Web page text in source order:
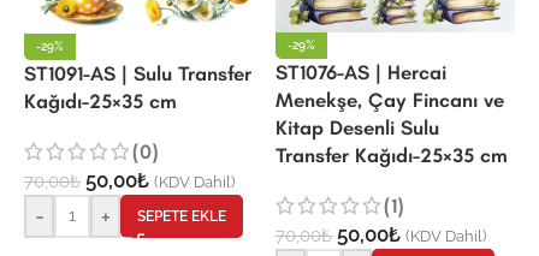
-29%
ST1091-AS | Sulu Transfer
Kağıdı-25×35 cm
(0)
70,00₺ 50,00₺ (KDV Dahil)
- + SEPETE EKLE
-29%
ST1076-AS | Hercai
Menekşe, Çay Fincanı ve
Kitap Desenli Sulu
Transfer Kağıdı-25×35 cm
(1)
70,00₺ 50,00₺ (KDV Dahil)